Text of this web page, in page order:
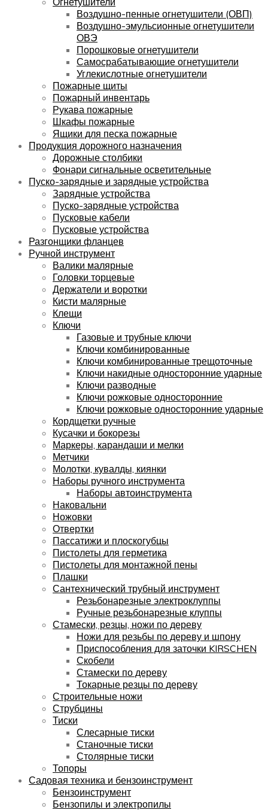
Воздушно-пенные огнетушители (ОВП)
Воздушно-эмульсионные огнетушители
ОВЭ
Порошковые огнетушители
Самосрабатывающие огнетушители
Углекислотные огнетушители
Пожарные щиты
Пожарный инвентарь
Рукава пожарные
Шкафы пожарные
Ящики для песка пожарные
Продукция дорожного назначения
Дорожные столбики
Фонари сигнальные осветительные
Пуско-зарядные и зарядные устройства
Зарядные устройства
Пуско-зарядные устройства
Пусковые кабели
Пусковые устройства
Разгонщики фланцев
Ручной инструмент
Валики малярные
Головки торцевые
Держатели и воротки
Кисти малярные
Клещи
Ключи
Газовые и трубные ключи
Ключи комбинированные
Ключи комбинированные трещоточные
Ключи накидные односторонние ударные
Ключи разводные
Ключи рожковые односторонние
Ключи рожковые односторонние ударные
Кордщетки ручные
Кусачки и бокорезы
Маркеры, карандаши и мелки
Метчики
Молотки, кувалды, киянки
Наборы ручного инструмента
Наборы автоинструмента
Наковальни
Ножовки
Отвертки
Пассатижи и плоскогубцы
Пистолеты для герметика
Пистолеты для монтажной пены
Плашки
Сантехнический трубный инструмент
Резьбонарезные электроклуппы
Ручные резьбонарезные клуппы
Стамески, резцы, ножи по дереву
Ножи для резьбы по дереву и шпону
Приспособления для заточки KIRSCHEN
Скобели
Стамески по дереву
Токарные резцы по дереву
Строительные ножи
Струбцины
Тиски
Слесарные тиски
Станочные тиски
Столярные тиски
Топоры
Садовая техника и бензоинструмент
Бензоинструмент
Бензопилы и электропилы